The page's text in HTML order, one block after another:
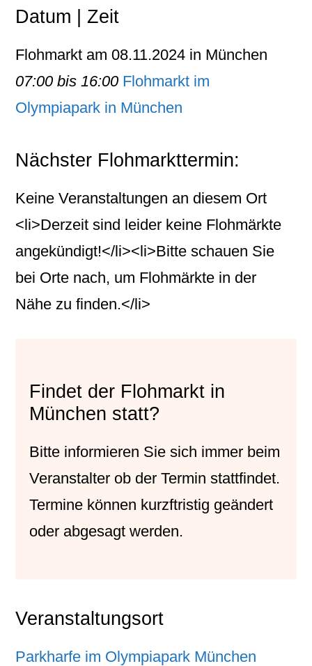
Datum | Zeit
Flohmarkt am 08.11.2024 in München
07:00 bis 16:00 Flohmarkt im
Olympiapark in München
Nächster Flohmarkttermin:
Keine Veranstaltungen an diesem Ort
<li>Derzeit sind leider keine Flohmärkte
angekündigt!</li><li>Bitte schauen Sie
bei Orte nach, um Flohmärkte in der
Nähe zu finden.</li>
Findet der Flohmarkt in
München statt?
Bitte informieren Sie sich immer beim
Veranstalter ob der Termin stattfindet.
Termine können kurzftristig geändert
oder abgesagt werden.
Veranstaltungsort
Parkharfe im Olympiapark München